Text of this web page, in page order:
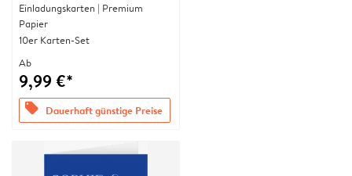
Einladungskarten | Premium
Papier
10er Karten-Set
Ab
9,99 €*
offers Dauerhaft günstige Preise